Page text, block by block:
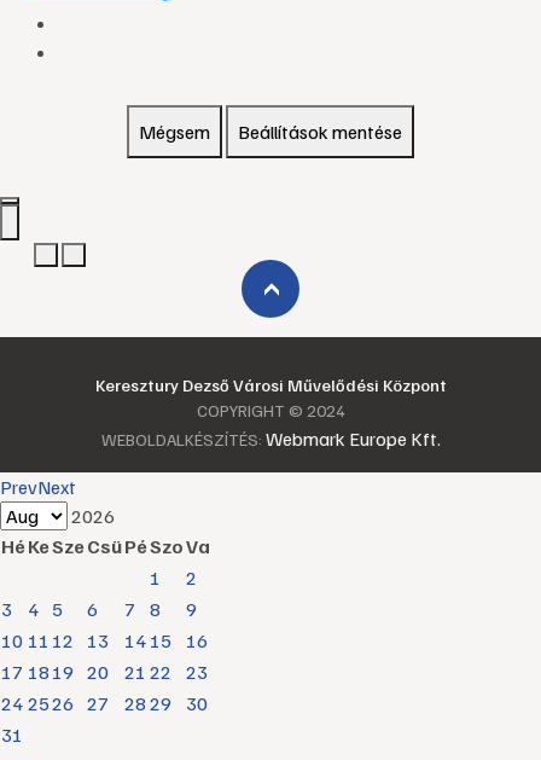
Mégsem Beállítások mentése
›
Keresztury Dezső Városi Művelődési Központ
COPYRIGHT © 2024
WEBOLDALKÉSZÍTÉS: Webmark Europe Kft.
PrevNext
2026
HéKeSzeCsüPéSzoVa
1
2
3
4 5 6 7 8
9
10 11 12 13 14 15
16
17 18 19 20 21 22
23
24 2526 27 28 29
30
31